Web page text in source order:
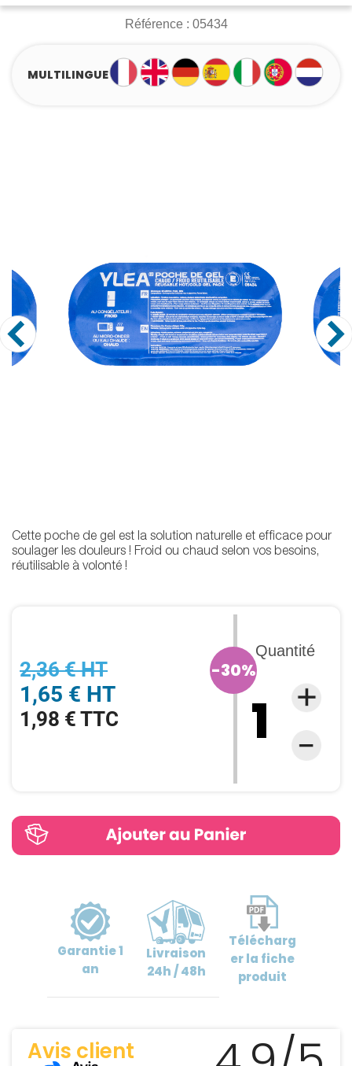
Référence : 05434
MULTILINGUE
2,36 € HT
1,65 € HT
1,98 € TTC
-30%
Quantité
Cette poche de gel est la solution naturelle et efficace pour
soulager les douleurs ! Froid ou chaud selon vos besoins,
réutilisable à volonté !
Garantie1
an
Livraison
24h / 48h
Télécharg
erla fiche
produit
Avis client